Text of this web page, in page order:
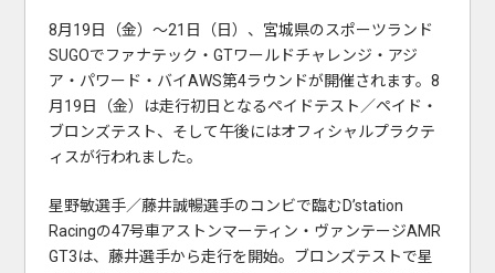
8月19日（金）〜21日（日）、宮城県のスポーツランド
SUGOでファナテック・GTワールドチャレンジ・アジ
ア・パワード・バイAWS第4ラウンドが開催されます。8
月19日（金）は走行初日となるペイドテスト／ペイド・
ブロンズテスト、そして午後にはオフィシャルプラクテ
ィスが行われました。
星野敏選手／藤井誠暢選手のコンビで臨むD’station
Racingの47号車アストンマーティン・ヴァンテージAMR
GT3は、藤井選手から走行を開始。ブロンズテストで星